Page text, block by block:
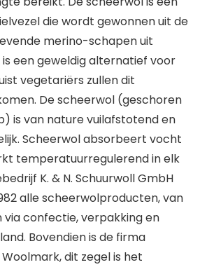
die wordt gewonnen uit de
merino-schapen uit
is een geweldig alternatief voor
vegetariërs zullen dit
De scheerwol (geschoren
is van nature vuilafstotend en
Scheerwol absorbeert vocht
temperatuurregulerend in elk
K. & N. Schuurwoll GmbH
alle scheerwolproducten, van
confectie, verpakking en
Bovendien is de firma
dit zegel is het